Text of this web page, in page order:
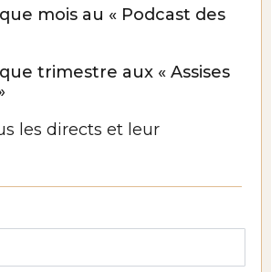
mois au « Podcast des
trimestre aux « Assises
les directs et leur